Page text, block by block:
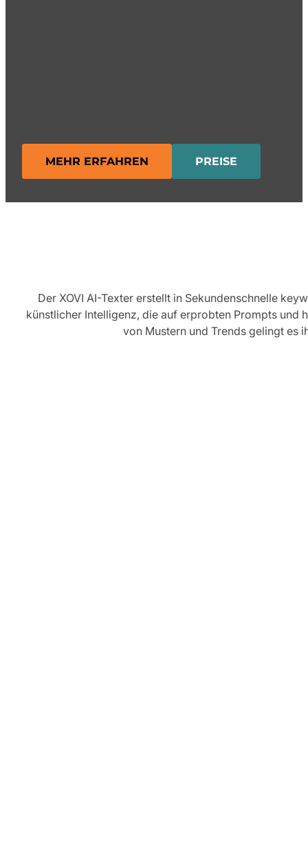
MEHR ERFAHREN PREISE
Der XOVI AI-Texter erstellt in Sekundenschnelle
künstlicher Intelligenz, die auf erprobten Prompts und
von Mustern und Trends gelingt es